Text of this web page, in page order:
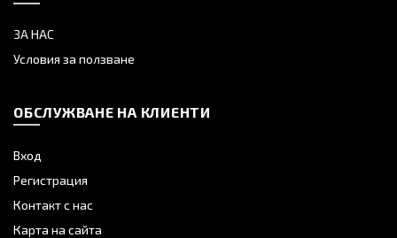
ЗА НАС
Условия за ползване
ОБСЛУЖВАНЕ НА КЛИЕНТИ
Вход
Регистрация
Контакт с нас
Карта на сайта